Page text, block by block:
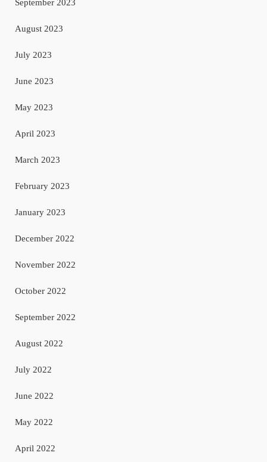
September 2023
August 2023
July 2023
June 2023
May 2023
April 2023
March 2023
February 2023
January 2023
December 2022
November 2022
October 2022
September 2022
August 2022
July 2022
June 2022
May 2022
April 2022